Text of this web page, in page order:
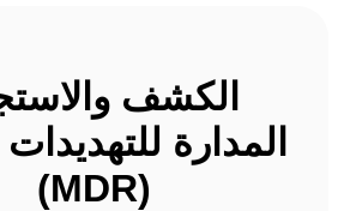
الكشف
المدارة للتهديدات
(MDR)